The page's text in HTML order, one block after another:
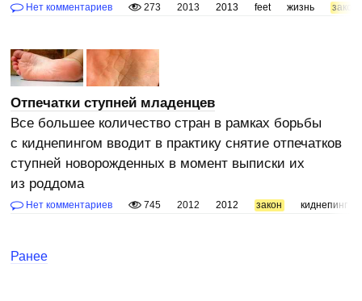
Нет комментариев 273 2013 2013 feet жизнь закон
Отпечатки ступней младенцев
Все большее количество стран в рамках борьбы
с киднепингом вводит в практику снятие отпечатков
ступней новорожденных в момент выписки их
из роддома
Нет комментариев 745 2012 2012 закон киднепинг
Ранее